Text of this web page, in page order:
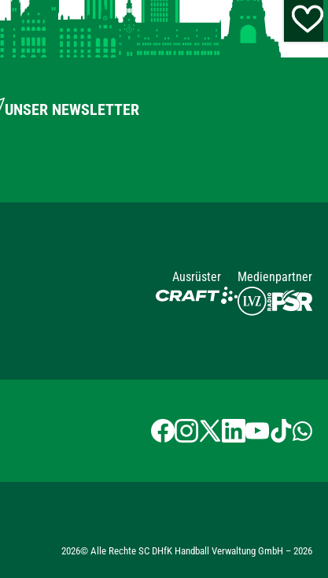
UNSER NEWSLETTER
Ausrüster
Medienpartner
2026© Alle Rechte SC DHfK Handball Verwaltung GmbH – 2026